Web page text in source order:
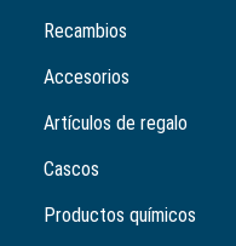
Recambios
Accesorios
Artículos de regalo
Cascos
Productos químicos